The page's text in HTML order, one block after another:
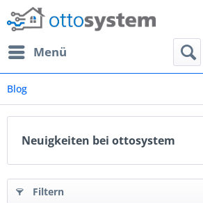
Menü
Blog
Neuigkeiten bei ottosystem
Filtern